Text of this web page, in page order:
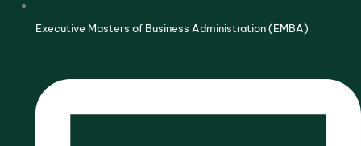
Executive Masters of Business Administration (EMBA)